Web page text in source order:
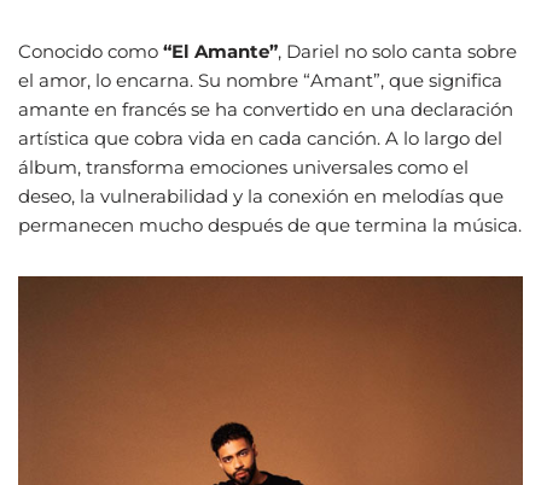
Conocido como “El Amante”, Dariel no solo canta sobre
el amor, lo encarna. Su nombre “Amant”, que significa
amante en francés se ha convertido en una declaración
artística que cobra vida en cada canción. A lo largo del
álbum, transforma emociones universales como el
deseo, la vulnerabilidad y la conexión en melodías que
permanecen mucho después de que termina la música.